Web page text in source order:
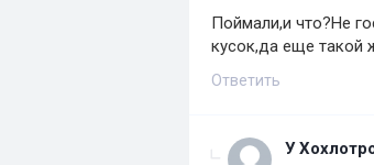
Поймали,и что?Не
кусок,да еще такой
Ответить
У